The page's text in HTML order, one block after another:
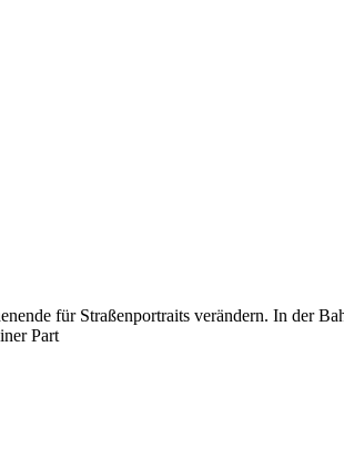
für Straßenportraits verändern. In der
Part